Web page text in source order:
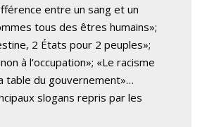
entre un sang et un
tous des êtres humains»;
2 États pour 2 peuples»;
à l’occupation»; «Le racisme
table du gouvernement»…
slogans repris par les